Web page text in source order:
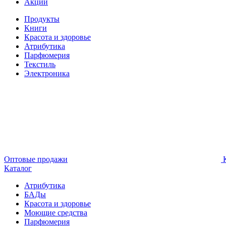
Акции
Продукты
Книги
Красота и здоровье
Атрибутика
Парфюмерия
Текстиль
Электроника
Оптовые продажи
Каталог
Атрибутика
БАДы
Красота и здоровье
Моющие средства
Парфюмерия